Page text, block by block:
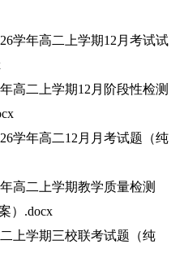
年高二上学期12月考试试
二上学期12月阶段性检测
年高二12月月考试题（纯
高二上学期教学质量检测
）.docx
上学期三校联考试题（纯